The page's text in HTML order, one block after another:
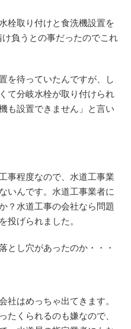
栓取り付けと食洗機設置を
負うとの事だったのでこれ
を待っていたんですが、し
て分岐水栓が取り付けられ
も設置できません」と言い
事程度なので、水道工事業
いんです。水道工事業者に
？水道工事の会社なら問題
投げられました。
とし穴があったのか・・・
社はめっちゃ出てきます。
たくられるのも嫌なので、